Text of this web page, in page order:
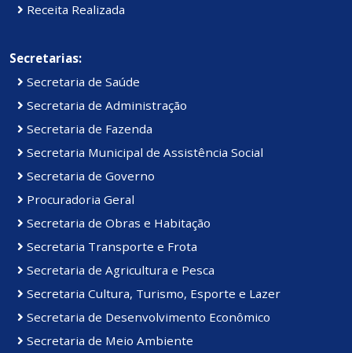
Receita Realizada
Secretarias:
Secretaria de Saúde
Secretaria de Administração
Secretaria de Fazenda
Secretaria Municipal de Assistência Social
Secretaria de Governo
Procuradoria Geral
Secretaria de Obras e Habitação
Secretaria Transporte e Frota
Secretaria de Agricultura e Pesca
Secretaria Cultura, Turismo, Esporte e Lazer
Secretaria de Desenvolvimento Econômico
Secretaria de Meio Ambiente